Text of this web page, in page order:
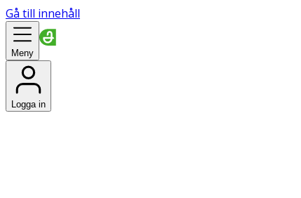
Gå till innehåll
Meny
Logga in